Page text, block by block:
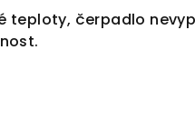
čerpadlo